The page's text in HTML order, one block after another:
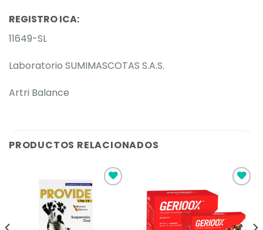
REGISTRO ICA:
11649-SL
Laboratorio SUMIMASCOTAS S.A.S.
Artri Balance
PRODUCTOS RELACIONADOS
lista de
deseos